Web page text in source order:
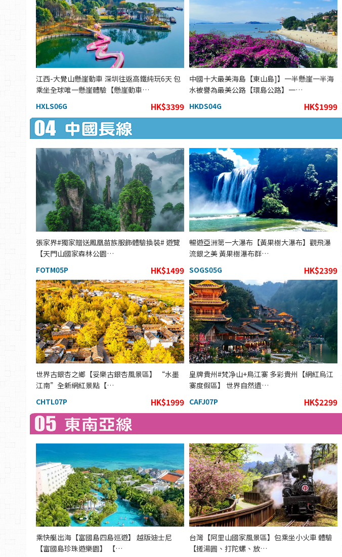
江西-大覺山懸崖動車 深圳往返高鐵純玩6天 包
乘坐全球唯一懸崖體驗【懸崖動車…
HXLS06G
HK$3399
中國十大最美海島【東山島]】一半懸崖一半海
水被譽為最美公路【環島公路】一…
HKDS04G
HK$1999
張家界#獨家贈送鳳凰苗族服飾體驗換裝# 遊覽
【天門山國家森林公園…
FOTM05P
HK$1499
暢遊亞洲第一大瀑布【黃果樹大瀑布】觀飛瀑
流銀之美 黃果樹瀑布群…
SOGS05G
HK$2399
世界古銀杏之鄉【妥樂古銀杏風景區】 “水墨
江南”全新網紅景點【…
CHTL07P
HK$1999
皇牌貴州#梵净山+鳥江寨 多彩貴州【網紅烏江
寨度假區】 世界自然遺…
CAFJ07P
HK$2299
乘快艇出海【富國島四島巡遊】 越版迪士尼
【富國島珍珠遊樂園】 【…
台灣【阿里山國家風景區】包乘坐小火車 體驗
【搓湯圓、打陀螺、放…